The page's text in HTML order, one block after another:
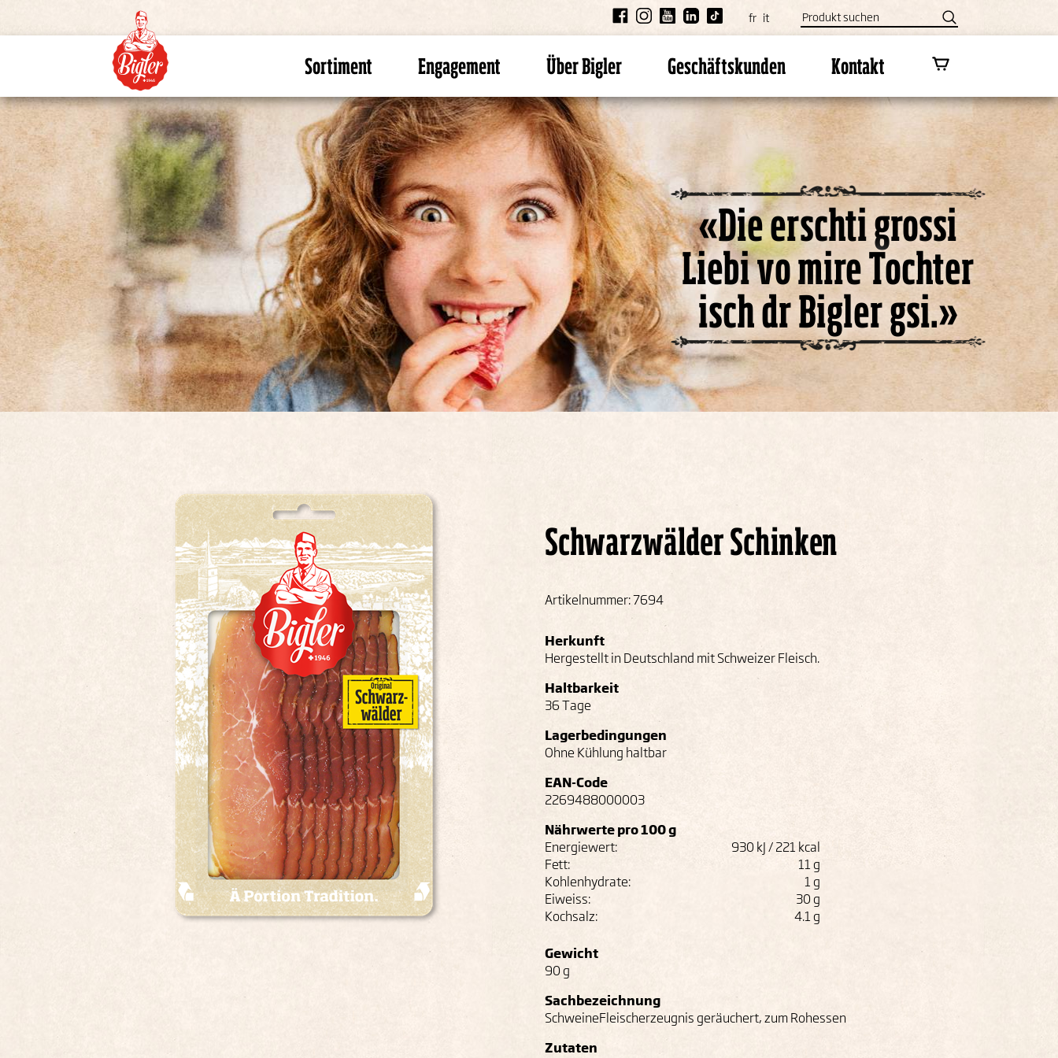
fr it
Sortiment Engagement Über Bigler Geschäftskunden Kontakt
«Die erschti grossi
Liebi vo mire Tochter
isch dr Bigler gsi.»
Schwarzwälder Schinken
Artikelnummer: 7694
Herkunft
Hergestellt in Deutschland mit Schweizer Fleisch.
Haltbarkeit
36 Tage
Lagerbedingungen
Ohne Kühlung haltbar
EAN-Code
2269488000003
Nährwerte pro 100 g
Energiewert:
930 kJ / 221 kcal
Fett:
11 g
Kohlenhydrate:
1 g
Eiweiss:
30 g
Kochsalz:
4.1 g
Gewicht
90 g
Sachbezeichnung
SchweineFleischerzeugnis geräuchert, zum Rohessen
Zutaten